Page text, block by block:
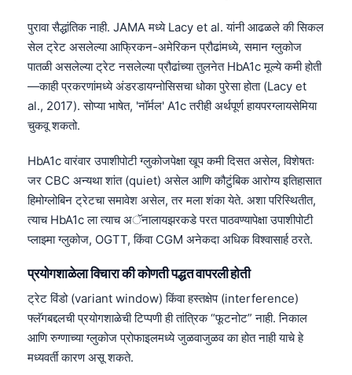
पुरावा सैद्धांतिक नाही. JAMA मध्ये Lacy et al. यांनी आढळले की सिकल
सेल ट्रेट असलेल्या आफ्रिकन-अमेरिकन प्रौढांमध्ये, समान ग्लुकोज
पातळी असलेल्या ट्रेट नसलेल्या प्रौढांच्या तुलनेत HbA1c मूल्ये कमी होती
—काही प्रकरणांमध्ये अंडरडायग्नोसिसचा धोका पुरेसा होता (Lacy et
al., 2017). सोप्या भाषेत, 'नॉर्मल' A1c तरीही अर्थपूर्ण हायपरग्लायसेमिया
चुकवू शकतो.
HbA1c वारंवार उपाशीपोटी ग्लुकोजपेक्षा खूप कमी दिसत असेल, विशेषतः
जर CBC अन्यथा शांत (quiet) असेल आणि कौटुंबिक आरोग्य इतिहासात
हिमोग्लोबिन ट्रेटचा समावेश असेल, तर मला शंका येते. अशा परिस्थितीत,
त्याच HbA1c ला त्याच अॅनालायझरकडे परत पाठवण्यापेक्षा उपाशीपोटी
प्लाझ्मा ग्लुकोज, OGTT, किंवा CGM अनेकदा अधिक विश्वासार्ह ठरते.
प्रयोगशाळेला विचारा की कोणती पद्धत वापरली होती
ट्रेट विंडो (variant window) किंवा हस्तक्षेप (interference)
फ्लॅगबद्दलची प्रयोगशाळेची टिप्पणी ही तांत्रिक “फूटनोट” नाही. निकाल
आणि रुग्णाच्या ग्लुकोज प्रोफाइलमध्ये जुळवाजुळव का होत नाही याचे हे
मध्यवर्ती कारण असू शकते.
Bahasa Melayu
Tiếng Việt
Tagalog
ไทย
ဗမာစာ
ភាសាខ្មែរ
Kiswahili
አማርኛ
O‘zbekcha
Català
Қазақ тілі
Suomi